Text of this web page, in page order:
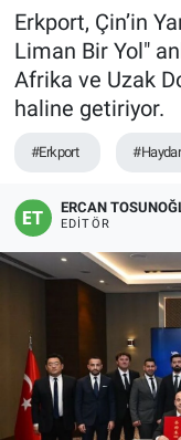
Erkport, Çin’in
Liman Bir Yol"
Afrika ve Uzak
haline getiriyor.
#Erkport
ERCAN
EDITÖR